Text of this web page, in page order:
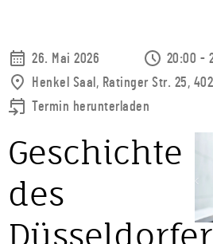
26. Mai 2026
20:00 -
Henkel Saal, Ratinger Str. 25,
Termin herunterladen
Geschichte
des
Düsseldorfer